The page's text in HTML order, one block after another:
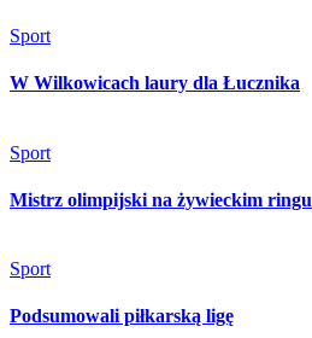
Sport
W Wilkowicach laury dla Łucznika
Sport
Mistrz olimpijski na żywieckim ringu
Sport
Podsumowali piłkarską ligę